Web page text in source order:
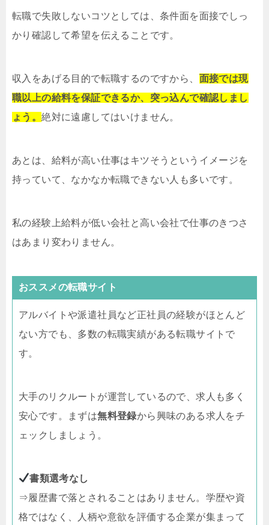
転職で失敗しないコツとしては、条件面を面接でしっ
かり確認して希望を伝えることです。
収入をあげる目的で転職するのですから、 面接では現
職以上の給料を保証できるか、突っ込んで確認しまし
ょう。絶対に遠慮してはいけません。
あとは、給料が高い仕事はキツそうというイメージを
持っていて、なかなか転職できない人も多いです。
私の経験上給料が低い会社と高い会社で仕事のきつさ
はあまり変わりません。
おススメの転職サイト
アルバイトや派遣社員など正社員の経験がほとんど
ない方でも、多数の転職実績がある転職サイトで
す。
大手のリクルートが運営しているので、求人も多く
安心です。まずは無料登録から興味のある求人をチ
ェックしましょう。
書類選考なし
⇒履歴書で落とされることはありません。学歴や資
格ではなく、人柄や意欲を評価する企業が集まって